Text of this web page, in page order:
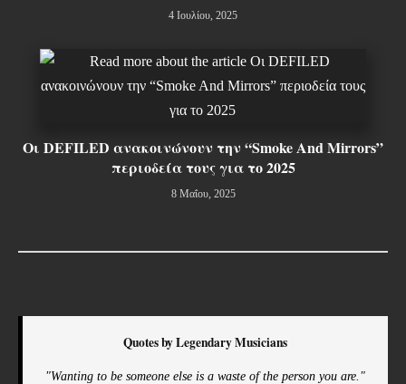
4 Ιουλίου, 2025
Οι DEFILED ανακοινώνουν την “Smoke And Mirrors”
περιοδεία τους για το 2025
8 Μαΐου, 2025
Quotes by Legendary Musicians
"Wanting to be someone else is a waste of the person you are."